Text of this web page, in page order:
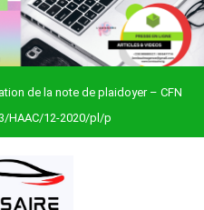
de la note de plaidoyer – CFN
Togo
HAAC/12-2020/pl/p